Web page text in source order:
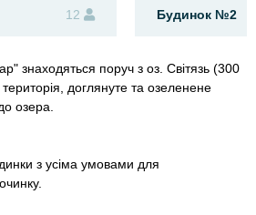
12 Будинок №2
знаходяться поруч з оз. Світязь (300
доглянуте та озеленене
озера.
з усіма умовами для